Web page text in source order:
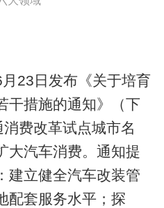
23日发布《关于培育
干措施的通知》（下
消费改革试点城市名
大汽车消费。通知提
建立健全汽车改装管
配套服务水平；探